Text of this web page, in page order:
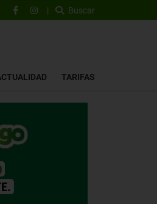
| Buscar
TARIFAS